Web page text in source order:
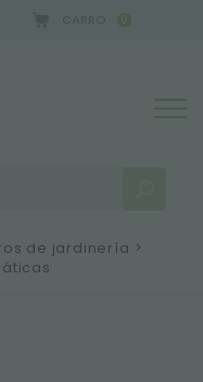
0
de jardinería >